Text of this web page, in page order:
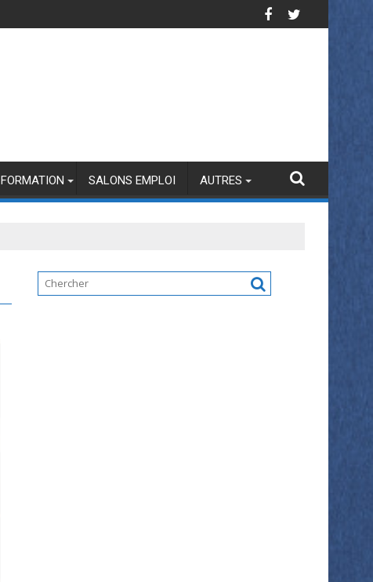
FORMATION SALONS EMPLOI AUTRES